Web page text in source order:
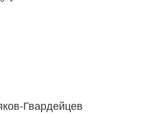
Гвардейцев